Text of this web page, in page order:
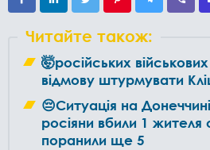
Читайте також:
🤯російських
відмову штурмувати
😔Ситуація на
росіяни вбили 1 жителя
поранили ще 5